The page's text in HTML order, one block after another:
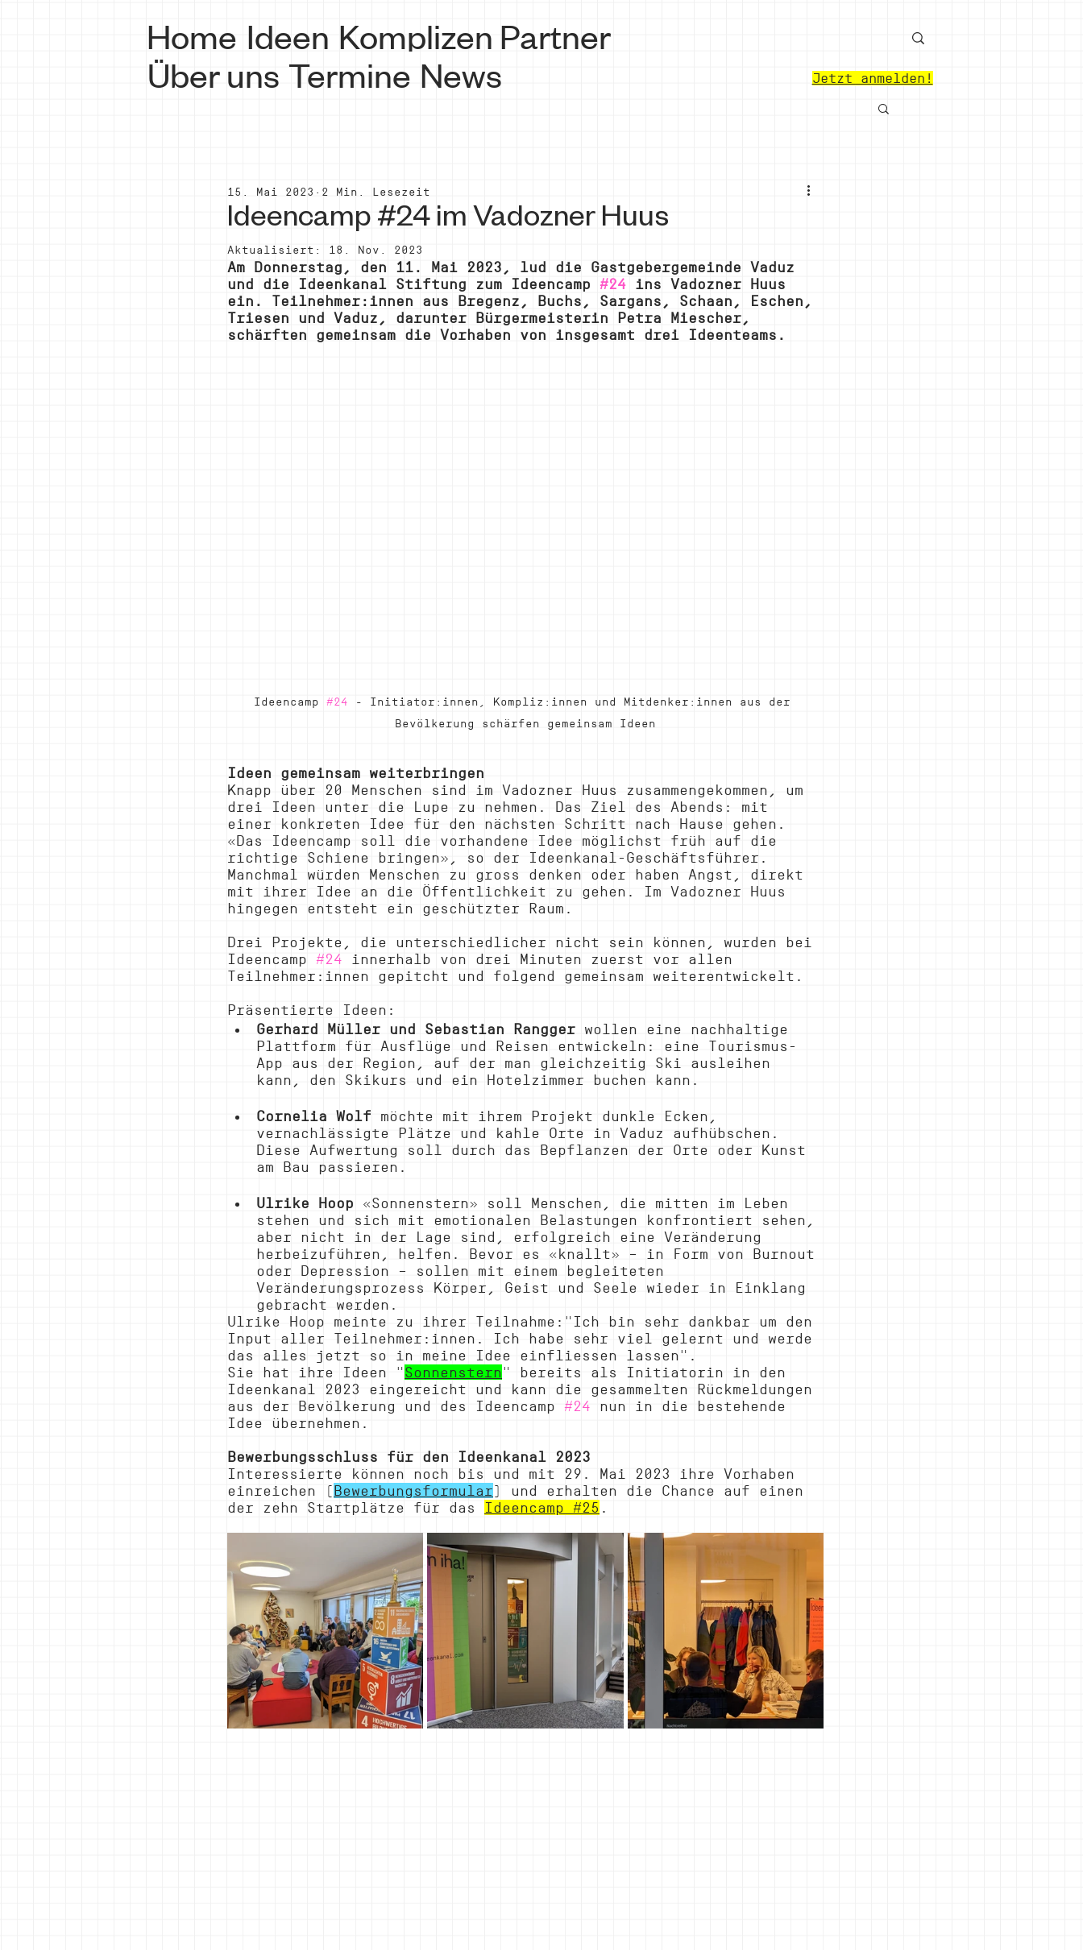
Home Ideen Komplizen Partner
Über uns Termine News Jetzt anmelden!
Ideencamp #24 im Vadozner Huus
15. Mai 2023 2 Min. Lesezeit
Aktualisiert: 18. Nov. 2023
Am Donnerstag, den 11. Mai 2023, lud die Gastgebergemeinde Vaduz
und die Ideenkanal Stiftung zum Ideencamp #24 ins Vadozner Huus
ein. Teilnehmer:innen aus Bregenz, Buchs, Sargans, Schaan, Eschen,
Triesen und Vaduz, darunter Bürgermeisterin Petra Miescher,
schärften gemeinsam die Vorhaben von insgesamt drei Ideenteams.
Ideencamp #24 - Initiator:innen, Kompliz:innen und Mitdenker:innen aus der
Bevölkerung schärfen gemeinsam Ideen
Ideen gemeinsam weiterbringen
Knapp über 20 Menschen sind im Vadozner Huus zusammengekommen, um
drei Ideen unter die Lupe zu nehmen. Das Ziel des Abends: mit
einer konkreten Idee für den nächsten Schritt nach Hause gehen.
«Das Ideencamp soll die vorhandene Idee möglichst früh auf die
richtige Schiene bringen», so der Ideenkanal-Geschäftsführer.
Manchmal würden Menschen zu gross denken oder haben Angst, direkt
mit ihrer Idee an die Öffentlichkeit zu gehen. Im Vadozner Huus
hingegen entsteht ein geschützter Raum.
Drei Projekte, die unterschiedlicher nicht sein können, wurden bei
Ideencamp #24 innerhalb von drei Minuten zuerst vor allen
Teilnehmer:innen gepitcht und folgend gemeinsam weiterentwickelt.
Präsentierte Ideen:
Gerhard Müller und Sebastian Rangger wollen eine nachhaltige
Plattform für Ausflüge und Reisen entwickeln: eine Tourismus-
App aus der Region, auf der man gleichzeitig Ski ausleihen
kann, den Skikurs und ein Hotelzimmer buchen kann.
Cornelia Wolf möchte mit ihrem Projekt dunkle Ecken,
vernachlässigte Plätze und kahle Orte in Vaduz aufhübschen.
Diese Aufwertung soll durch das Bepflanzen der Orte oder Kunst
am Bau passieren.
Ulrike Hoop «Sonnenstern» soll Menschen, die mitten im Leben
stehen und sich mit emotionalen Belastungen konfrontiert sehen,
aber nicht in der Lage sind, erfolgreich eine Veränderung
herbeizuführen, helfen. Bevor es «knallt» – in Form von Burnout
oder Depression – sollen mit einem begleiteten
Veränderungsprozess Körper, Geist und Seele wieder in Einklang
gebracht werden.
Ulrike Hoop meinte zu ihrer Teilnahme:"Ich bin sehr dankbar um den
Input aller Teilnehmer:innen. Ich habe sehr viel gelernt und werde
das alles jetzt so in meine Idee einfliessen lassen".
Sie hat ihre Ideen "Sonnenstern" bereits als Initiatorin in den
Ideenkanal 2023 eingereicht und kann die gesammelten Rückmeldungen
aus der Bevölkerung und des Ideencamp #24 nun in die bestehende
Idee übernehmen.
Bewerbungsschluss für den Ideenkanal 2023
Interessierte können noch bis und mit 29. Mai 2023 ihre Vorhaben
einreichen ( Bewerbungsformular) und erhalten die Chance auf einen
der zehn Startplätze für das Ideencamp #25 .